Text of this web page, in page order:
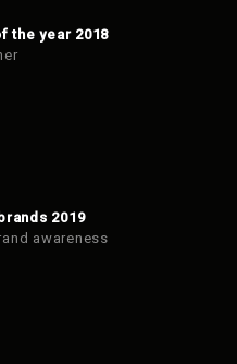
the year 2018
2019
awareness